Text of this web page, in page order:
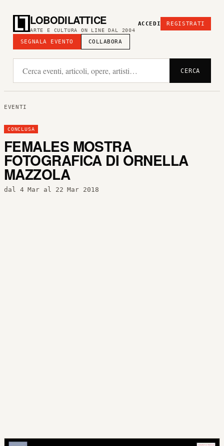
LOBODILATTICE
ARTE E CULTURA ON LINE DAL 2004
SEGNALA EVENTO COLLABORA
ACCEDI REGISTRATI
CERCA
EVENTI
CONCLUSA
FEMALES MOSTRA
FOTOGRAFICA DI ORNELLA
MAZZOLA
dal 4 Mar al 22 Mar 2018